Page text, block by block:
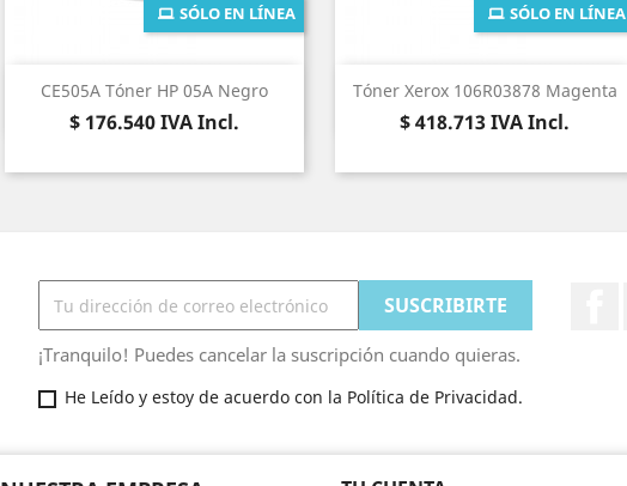
CE505A Tóner HP 05A Negro
Precio
$ 176.540IVA Incl.
SÓLO EN LÍNEA
Vista rápida Tóner Xerox 106R03878 Magenta
Precio
$ 418.713IVA Incl.
SÓLO EN LÍNEA
Vista rápida
¡Tranquilo! Puedes cancelar la suscripción cuando quieras.
He Leído y estoy de acuerdo con la Política de Privacidad.